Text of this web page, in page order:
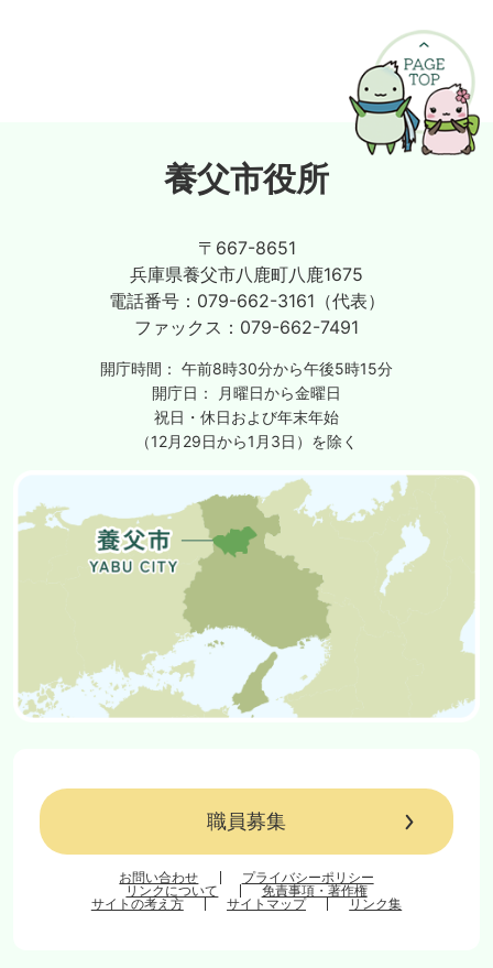
養父市役所
〒667-8651
兵庫県養父市八鹿町八鹿1675
電話番号： 079-662-3161（代表）
ファックス： 079-662-7491
開庁時間： 午前8時30分から午後5時15分
開庁日：
月曜日から金曜日
祝日・休日および年末年始
（12月29日から1月3日）を除く
職員募集
お問い合わせ
プライバシーポリシー
リンクについて
免責事項・著作権
サイトの考え方
サイトマップ リンク集